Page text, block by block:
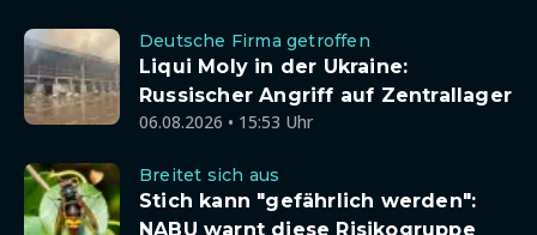
Deutsche Firma getroffen
Liqui Moly in der Ukraine:
Russischer Angriff auf Zentrallager
06.08.2026 • 15:53 Uhr
Breitet sich aus
Stich kann "gefährlich werden":
NABU warnt diese Risikogruppe